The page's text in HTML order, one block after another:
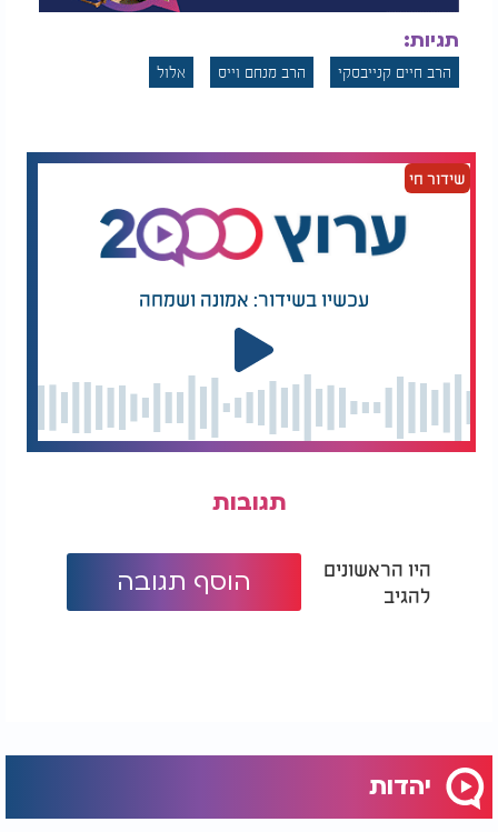
תגיות:
הרב חיים קנייבסקי הרב מנחם וייס אלול
שידור חי
עכשיו בשידור: אמונה ושמחה
תגובות
היו הראשונים
להגיב
הוסף תגובה
יהדות